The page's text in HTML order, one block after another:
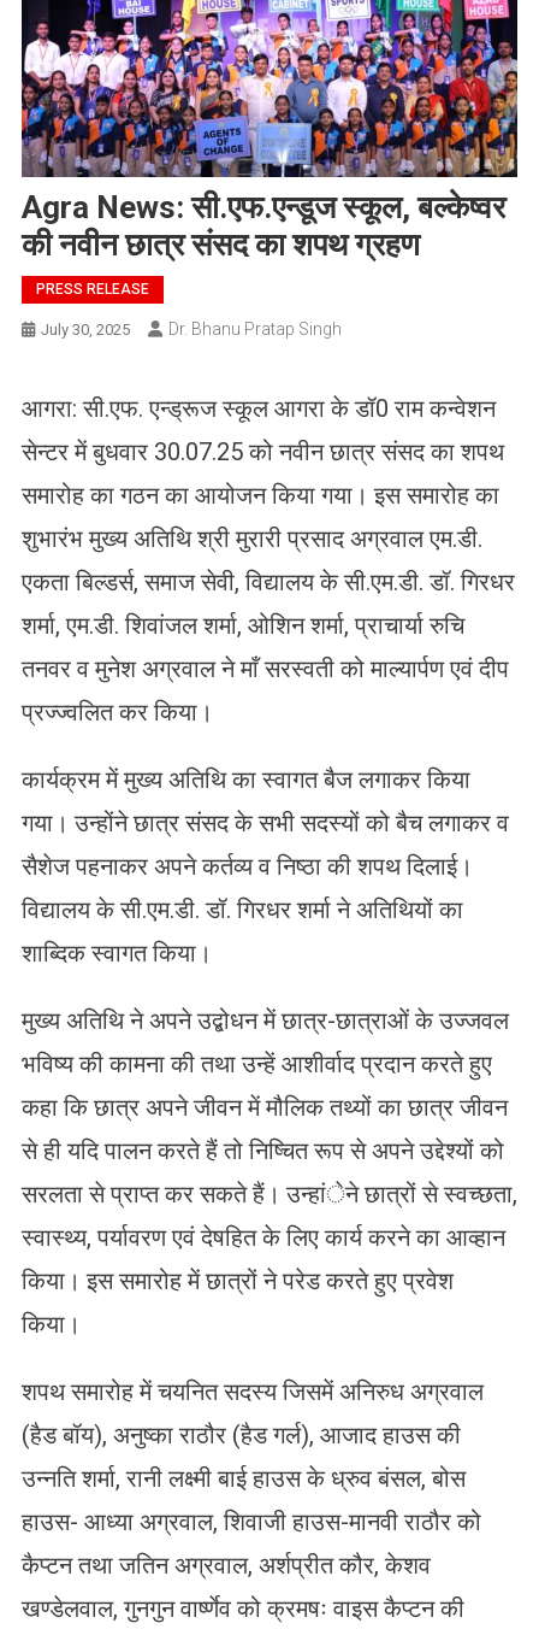
Agra News: सी.एफ.एन्डूज स्कूल, बल्केष्वर
की नवीन छात्र संसद का शपथ ग्रहण
PRESS RELEASE
July 30, 2025 Dr. Bhanu Pratap Singh
आगरा: सी.एफ. एन्ड्रूज स्कूल आगरा के डॉ0 राम कन्वेशन
सेन्टर में बुधवार 30.07.25 को नवीन छात्र संसद का शपथ
समारोह का गठन का आयोजन किया गया। इस समारोह का
शुभारंभ मुख्य अतिथि श्री मुरारी प्रसाद अग्रवाल एम.डी.
एकता बिल्डर्स, समाज सेवी, विद्यालय के सी.एम.डी. डॉ. गिरधर
शर्मा, एम.डी. शिवांजल शर्मा, ओशिन शर्मा, प्राचार्या रुचि
तनवर व मुनेश अग्रवाल ने माँ सरस्वती को माल्यार्पण एवं दीप
प्रज्ज्वलित कर किया।
कार्यक्रम में मुख्य अतिथि का स्वागत बैज लगाकर किया
गया। उन्होंने छात्र संसद के सभी सदस्यों को बैच लगाकर व
सैशेज पहनाकर अपने कर्तव्य व निष्ठा की शपथ दिलाई।
विद्यालय के सी.एम.डी. डॉ. गिरधर शर्मा ने अतिथियों का
शाब्दिक स्वागत किया।
मुख्य अतिथि ने अपने उद्बोधन में छात्र-छात्राओं के उज्जवल
भविष्य की कामना की तथा उन्हें आशीर्वाद प्रदान करते हुए
कहा कि छात्र अपने जीवन में मौलिक तथ्यों का छात्र जीवन
से ही यदि पालन करते हैं तो निष्चित रूप से अपने उद्देश्यों को
सरलता से प्राप्त कर सकते हैं। उन्हांेने छात्रों से स्वच्छता,
स्वास्थ्य, पर्यावरण एवं देषहित के लिए कार्य करने का आव्हान
किया। इस समारोह में छात्रों ने परेड करते हुए प्रवेश
किया।
शपथ समारोह में चयनित सदस्य जिसमें अनिरुध अग्रवाल
(हैड बॉय), अनुष्का राठौर (हैड गर्ल), आजाद हाउस की
उन्नति शर्मा, रानी लक्ष्मी बाई हाउस के ध्रुव बंसल, बोस
हाउस- आध्या अग्रवाल, शिवाजी हाउस-मानवी राठौर को
कैप्टन तथा जतिन अग्रवाल, अर्शप्रीत कौर, केशव
खण्डेलवाल, गुनगुन वार्ष्णेव को क्रमषः वाइस कैप्टन की